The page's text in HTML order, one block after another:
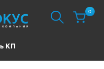
КП
0